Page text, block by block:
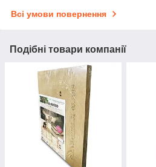
Всі умови повернення
Подібні товари компанії